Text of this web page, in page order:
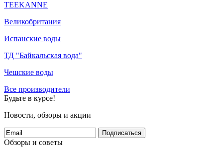
TEEKANNE
Великобритания
Испанские воды
ТД "Байкальская вода"
Чешские воды
Все производители
Будьте в курсе!
Новости, обзоры и акции
Подписаться
Обзоры и советы